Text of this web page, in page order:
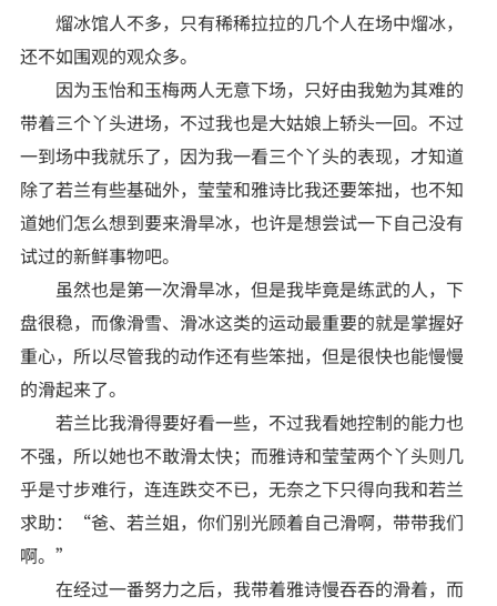
熘冰馆人不多，只有稀稀拉拉的几个人在场中熘冰，
还不如围观的观众多。
因为玉怡和玉梅两人无意下场，只好由我勉为其难的
带着三个丫头进场，不过我也是大姑娘上轿头一回。不过
一到场中我就乐了，因为我一看三个丫头的表现，才知道
除了若兰有些基础外，莹莹和雅诗比我还要笨拙，也不知
道她们怎么想到要来滑旱冰，也许是想尝试一下自己没有
试过的新鲜事物吧。
虽然也是第一次滑旱冰，但是我毕竟是练武的人，下
盘很稳，而像滑雪、滑冰这类的运动最重要的就是掌握好
重心，所以尽管我的动作还有些笨拙，但是很快也能慢慢
的滑起来了。
若兰比我滑得要好看一些，不过我看她控制的能力也
不强，所以她也不敢滑太快；而雅诗和莹莹两个丫头则几
乎是寸步难行，连连跌交不已，无奈之下只得向我和若兰
求助：“爸、若兰姐，你们别光顾着自己滑啊，带带我们
啊。”
在经过一番努力之后，我带着雅诗慢吞吞的滑着，而